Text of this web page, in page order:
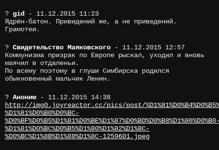
? gid
- 11.12.2015 11:23
Ядрён-батон. Привидений же, а не приведений.
Грамотеи.
? Свидетельство Маяковского - 11.12.2015 12:57
Коммунизма призрак по Европе рыскал, уходил и вновь
маячил в отдаленьи.
По всему поэтому в глуши Симбирска родился
обыкновенный мальчик Ленин.
? Аноним - 11.12.2015 14:38
http://img0.joyreactor.cc/pics/post/
%D1%81%D0%B0%D0%BC-
%D1%81%D0%BC%D0%B5%D1%80%D1%82%D1%8C-
%D0%BC%D1%8B%D1%88%D1%8C-1259601.jpeg